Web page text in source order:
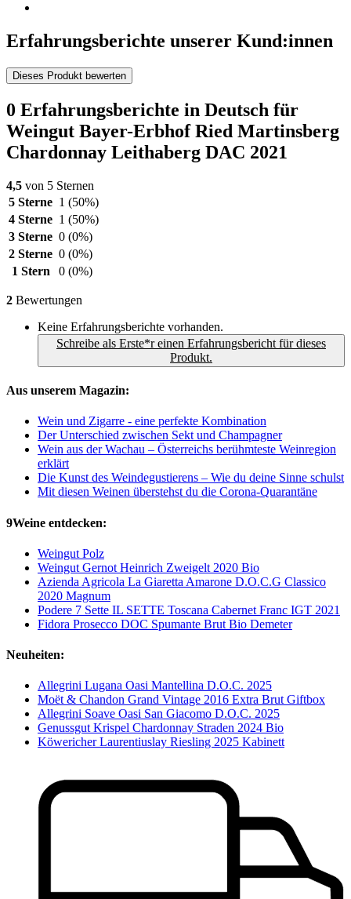
Erfahrungsberichte unserer Kund:innen
Dieses Produkt bewerten
0 Erfahrungsberichte in Deutsch für
Weingut Bayer-Erbhof Ried Martinsberg
Chardonnay Leithaberg DAC 2021
4,5 von 5 Sternen
5 Sterne 1 (50%)
4 Sterne 1 (50%)
3 Sterne 0 (0%)
2 Sterne 0 (0%)
1 Stern
0 (0%)
2 Bewertungen
Keine Erfahrungsberichte vorhanden.
Schreibe als Erste*r einen Erfahrungsbericht für dieses
Produkt.
Aus unserem Magazin:
Wein und Zigarre - eine perfekte Kombination
Der Unterschied zwischen Sekt und Champagner
Wein aus der Wachau – Österreichs berühmteste Weinregion
erklärt
Die Kunst des Weindegustierens – Wie du deine Sinne schulst
Mit diesen Weinen überstehst du die Corona-Quarantäne
9Weine entdecken:
Weingut Polz
Weingut Gernot Heinrich Zweigelt 2020 Bio
Azienda Agricola La Giaretta Amarone D.O.C.G Classico
2020 Magnum
Podere 7 Sette IL SETTE Toscana Cabernet Franc IGT 2021
Fidora Prosecco DOC Spumante Brut Bio Demeter
Neuheiten:
Allegrini Lugana Oasi Mantellina D.O.C. 2025
Moët & Chandon Grand Vintage 2016 Extra Brut Giftbox
Allegrini Soave Oasi San Giacomo D.O.C. 2025
Genussgut Krispel Chardonnay Straden 2024 Bio
Köwericher Laurentiuslay Riesling 2025 Kabinett